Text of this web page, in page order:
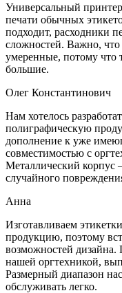
Универсальный
печати обычных
подходит, расходники
сложностей. Важно, что
умеренные, потому что
большие.
Олег Константинович
Нам хотелось
полиграфическую
дополнение к уже
совместимостью с
Металлический корпус
случайного
Анна
Изготавливаем
продукцию, поэтому
возможностей дизайна.
нашей оргтехникой,
Размерный диапазон
обслуживать легко.